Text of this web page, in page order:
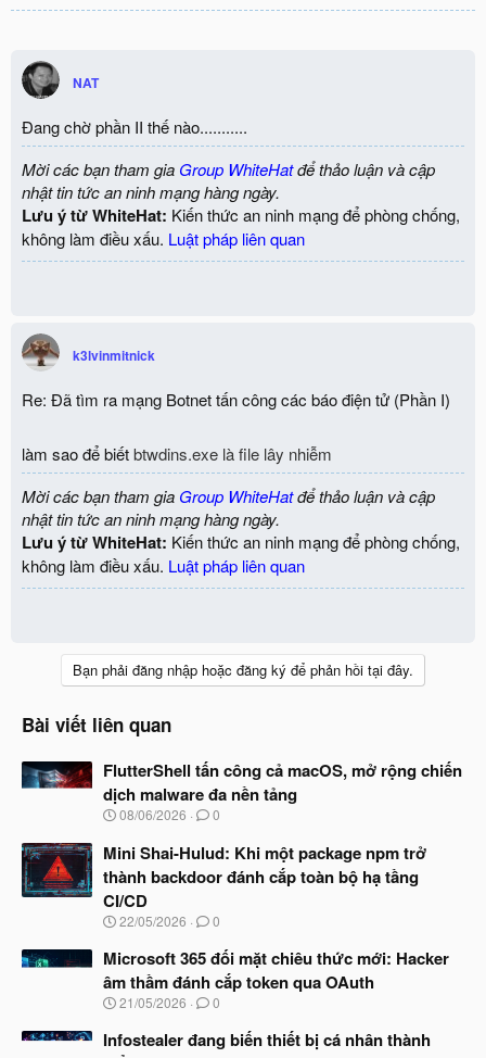
NAT
Đang chờ phần II thế nào...........
Mời các bạn tham gia Group WhiteHatđể thảo luận và cập
nhật tin tức an ninh mạng hàng ngày.
Lưu ý từ WhiteHat: Kiến thức an ninh mạng để phòng chống,
không làm điều xấu. Luật pháp liên quan
k3lvinmitnick
Re: Đã tìm ra mạng Botnet tấn công các báo điện tử (Phần I)
làm sao để biếtbtwdins.exe là file lây nhiễm
Mời các bạn tham gia Group WhiteHatđể thảo luận và cập
nhật tin tức an ninh mạng hàng ngày.
Lưu ý từ WhiteHat: Kiến thức an ninh mạng để phòng chống,
không làm điều xấu. Luật pháp liên quan
Bạn phải đăng nhập hoặc đăng ký để phản hồi tại đây.
Bài viết liên quan
FlutterShell tấn công cả macOS, mở rộng chiến
dịch malware đa nền tảng
N
à
y
b
ắ
t
ầ
u
08/06/2026 0
Mini Shai-Hulud: Khi một package npm trở
thành backdoor đánh cắp toàn bộ hạ tầng
CI/CD
N
à
b
ắ
đ
22/05/2026 0
Microsoft 365 đối mặt chiêu thức mới: Hacker
âm thầm đánh cắp token qua OAuth
N
à
y
21/05/2026 0
Infostealer đang biến thiết bị cá nhân thành